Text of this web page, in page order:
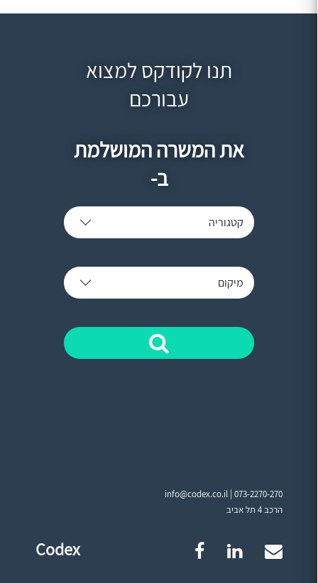
תנו לקודקס למצוא
עבורכם
את המשרה המושלמת
ב-
קטגוריה
מיקום
info@codex.co.il |073-2270-270
הרכב 4 תל אביב
Codex